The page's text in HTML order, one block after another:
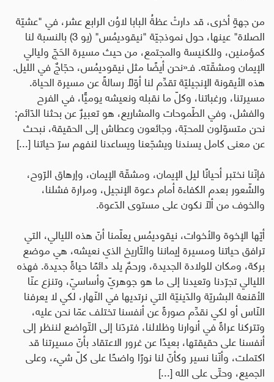
من جهةٍ أخرى، قد دارتْ عظةُ البابا لاوُن الرابع عشر، في "عشيّة
الصلاة" عينها، حول نموذجيّة "نيقوديمُس " (يو 3) بالنسبة لنا
كمؤمنين، وللكنيسة والمجتمع، من حيث مسيرة الحَجّ وليالي
الإيمان ومشقّته. فـ«نحن أيضًا مثل نيقوديمُس، حجّاجٌ في الليل.
هذه الأيقونة الإنجيليّة تقدِّم لنا أوّلًا رسالةً عن مسيرة الحياة.
مسيرتنا، ورغباتنا، وكلّ ما نقبله ونعيشه يوميًّا، في الفرح
والفشل، وفي الطّموحات والمشاريع، هو تعبيرٌ عن بحثنا الدّائم:
نحن متسوّلون للمحبّة، وجائعون وعطاش إلى الحقيقة، نبحث
عن معنى كامل يسندنا ويشجّعنا ويساعدنا لنفهم سرّ حياتنا [...]
فإنّنا نختبر أحيانًا ليل الإيمان، ومشقّة الإيمان، وإرهاق الرّوح،
والشّعور بعدم الكفاءة أمام دعوة الإنجيل، ومرارة فشلنا،
والخوف من ألّا نكون على مستوى الدّعوة.
أيّها الإخوة والأخوات، نيقوديمُس يعلّمنا أنّ هذه الليالي، التي
ترافق حياتنا ومسيرة إيماننا والتّاريخ الذي نعيشه، هي موضع
بركة، ومكان للولادة الجديدة، ورحمٌ يلد دائمًا حياةً جديدة. فهذه
الليالي تجرّدنا وتعيدنا إلى ما هو جوهريّ وأساسيّ، وتنزع عنّا
الأقنعة البشريّة والدّينيّة التي نرتديها في النّهار، لكي لا يعرفنا
النّاس أو لكي نقدِّم صورةً عن أنفسنا تختلف عمّا نحن عليه،
وتتركنا عراةً في أنوارنا وظلالنا، فتردّنا إلى التّواضع لننظر إلى
أنفسنا على حقيقتها، بعيدًا عن غرور الاعتقاد بأنّ مسيرتنا قد
اكتملت، وأنّنا نسير وكأنّ لنا نورًا واضحًا على كلّ شيء، وعلى
الجميع، وحتّى على الله [...]